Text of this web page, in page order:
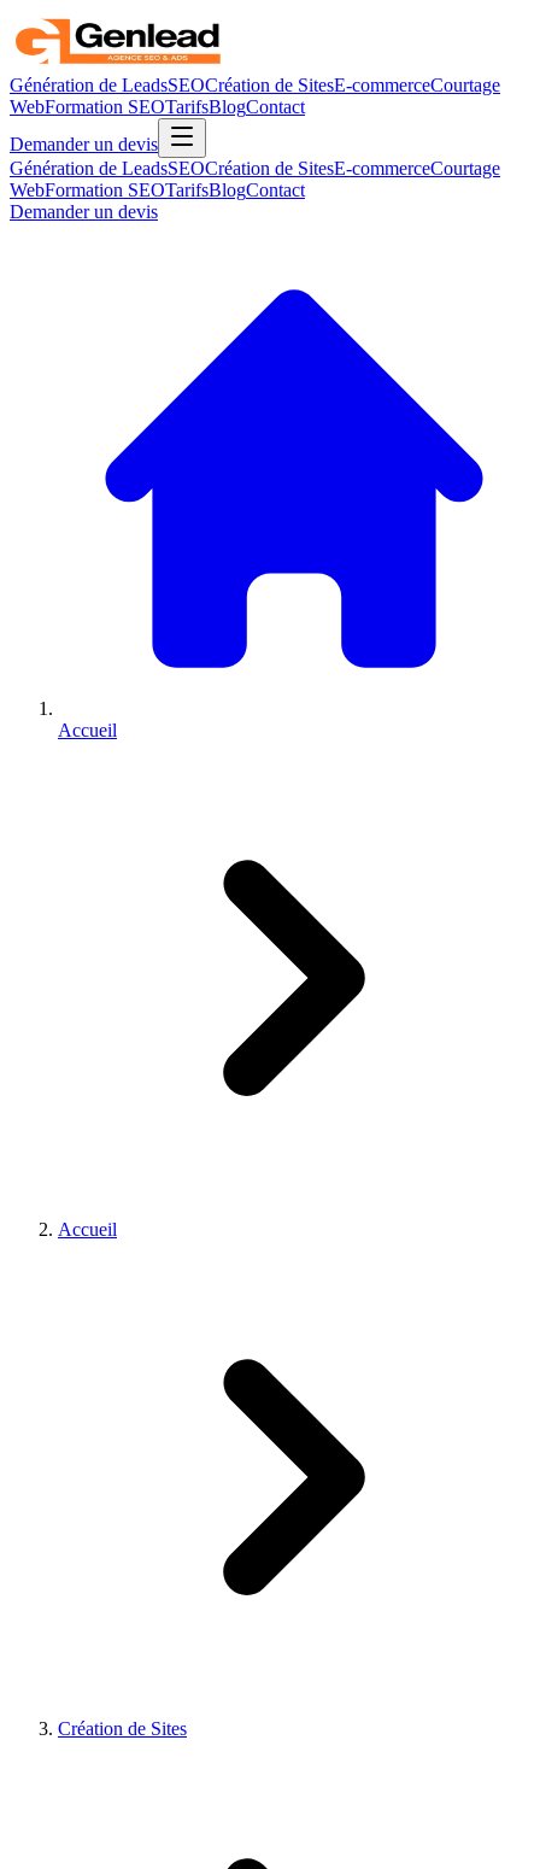
Génération de LeadsSEOCréation de SitesE-commerceCourtage
WebFormation SEOTarifsBlogContact
Demander un devis
Génération de LeadsSEOCréation de SitesE-commerceCourtage
WebFormation SEOTarifsBlogContact
Demander un devis
Accueil
Accueil
Création de Sites